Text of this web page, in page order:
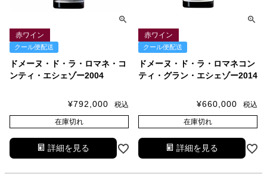
ドメーヌ・ド・ラ・ロマネ・コ
ンティ・エシェゾー2004
赤ワイン
クール便配送
¥792,000 税込
在庫切れ
詳細を見る
ドメーヌ・ド・ラ・ロマネコン
ティ・グラン・エシェゾー2014
赤ワイン
クール便配送
¥660,000 税込
在庫切れ
詳細を見る